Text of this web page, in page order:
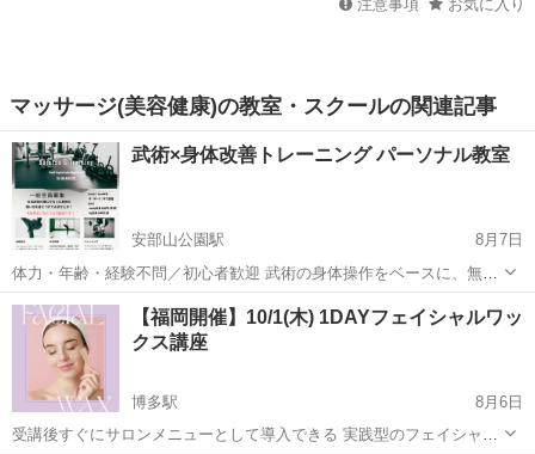
注意事項 お気に入り
マッサージ(美容健康)の教室・スクールの関連記事
武術×身体改善トレーニング パーソナル教室
安部山公園駅
8月7日
体力・年齢・経験不問／初心者歓迎 武術の身体操作をベースに、無理
なく・安全に・続けられるトレーニングを個別で指導します。 空手・
合気武道・護身術・体幹トレーニングなど、 ご希望と体力レベルを丁
寧に確認したうえで、あなたに合っ...
福岡 北九州市 安部山公園駅 その他
【福岡開催】10/1(木) 1DAYフェイシャルワッ
クス講座
博多駅
8月6日
受講後すぐにサロンメニューとして導入できる 実践型のフェイシャル